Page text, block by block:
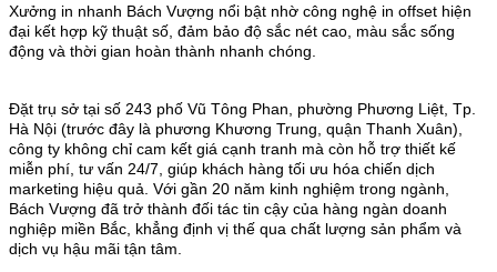
Xưởng in nhanh Bách Vượng nổi bật nhờ công nghệ in offset hiện
đại kết hợp kỹ thuật số, đảm bảo độ sắc nét cao, màu sắc sống
động và thời gian hoàn thành nhanh chóng.
Đặt trụ sở tại số 243 phố Vũ Tông Phan, phường Phương Liệt, Tp.
Hà Nội (trước đây là phương Khương Trung, quận Thanh Xuân),
công ty không chỉ cam kết giá cạnh tranh mà còn hỗ trợ thiết kế
miễn phí, tư vấn 24/7, giúp khách hàng tối ưu hóa chiến dịch
marketing hiệu quả. Với gần 20 năm kinh nghiệm trong ngành,
Bách Vượng đã trở thành đối tác tin cậy của hàng ngàn doanh
nghiệp miền Bắc, khẳng định vị thế qua chất lượng sản phẩm và
dịch vụ hậu mãi tận tâm.